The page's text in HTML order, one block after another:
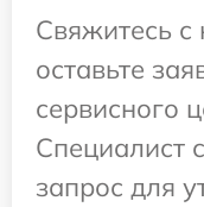
Свяжитесь
оставьте
сервисного
Специалист
запрос для